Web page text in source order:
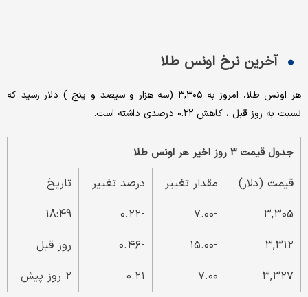
آخرین نرخ اونس طلا
هر اونس طلا، امروز به ۳,۳۰۵ (سه هزار و سیصد و پنج ) دلار رسید که
نسبت به روز قبل ، کاهش ۰.۲۲ درصدی داشته است.
جدول قیمت ۳ روز اخیر هر اونس طلا
قیمت (دلار) مقدار تغییر درصد تغییر
تاریخ
۳,۳۰۵
-۷.۰۰ -۰.۲۲
18:49
۳,۳۱۲
-۱۵.۰۰ -۰.۴۶
روز قبل
۳,۳۲۷
۷.۰۰ ۰.۲۱ ۲ روز پیش